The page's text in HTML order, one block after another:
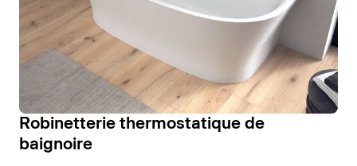
Robinetterie thermostatique de
baignoire